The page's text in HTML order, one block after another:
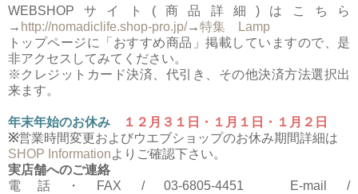
WEBSHOPサイト(商品詳細)はこちら
→ http://nomadiclife.shop-pro.jp/→特集 Lamp
トップページに「おすすめ商品」掲載していますので、是
非アクセスしてみてください。
※クレジットカード決済、代引き、その他決済方法選択出
来ます。
年末年始のお休み
１２月３１日・１月１日・１月２日
※営業時間変更およびウエブショップのお休み期間詳細は
SHOP Informationよりご確認下さい。
実店舗へのご連絡
電話・FAX / 03-6805-4451 E-mail /